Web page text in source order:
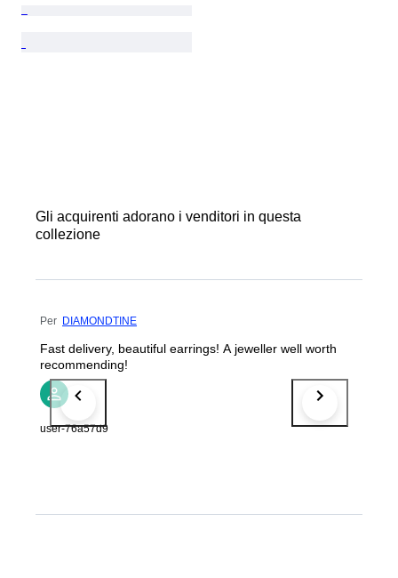
Gli acquirenti adorano i venditori in questa
collezione
Per DIAMONDTINE
Fast delivery, beautiful earrings! A jeweller well worth
recommending!
user-76a57d9